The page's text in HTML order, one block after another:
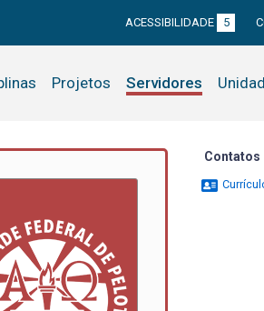
ACESSIBILIDADE 5
Projetos Servidores
Contatos